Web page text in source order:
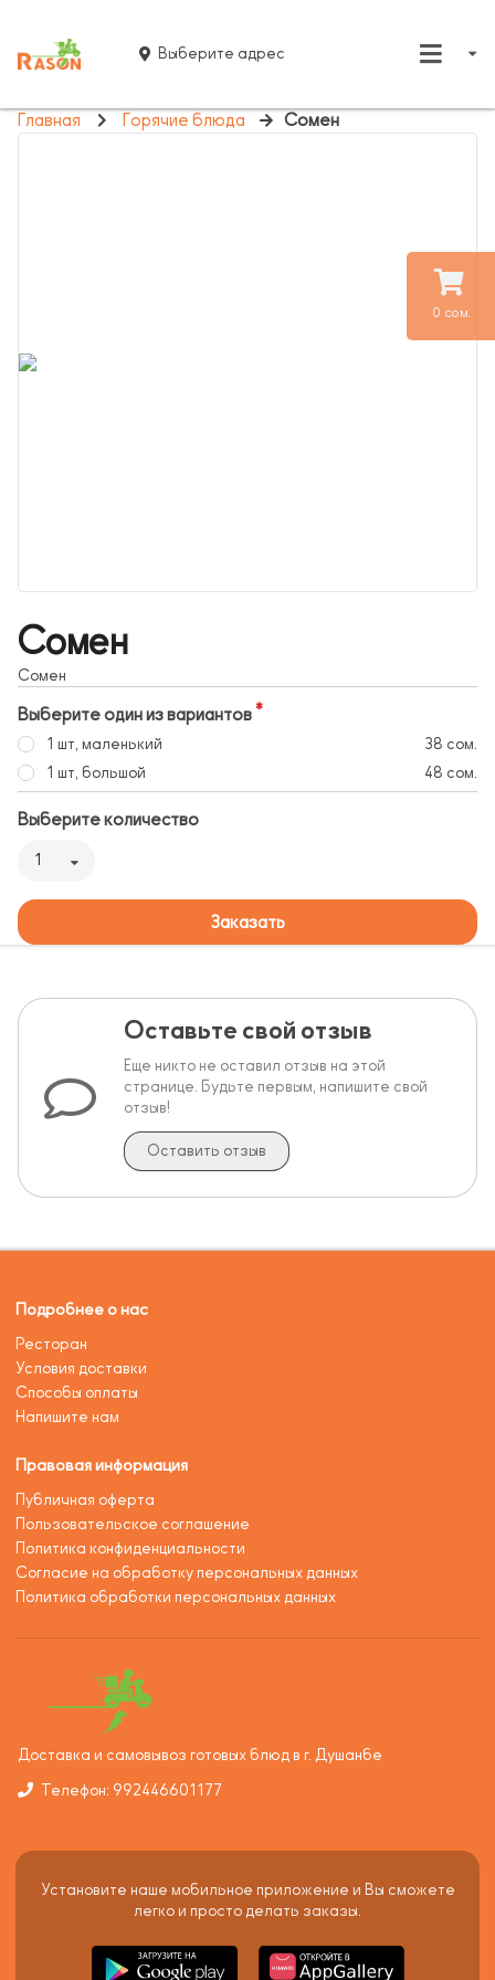
0 сом.
Выберите адрес
Главная Горячие блюда Сомен
Сомен
Сомен
Выберите один из вариантов
1 шт, маленький
38 сом.
1 шт, большой
48 сом.
Выберите количество
1
Заказать
Оставьте свой отзыв
Еще никто не оставил отзыв на этой
странице. Будьте первым, напишите свой
отзыв!
Оставить отзыв
Подробнее о нас
Ресторан
Условия доставки
Способы оплаты
Напишите нам
Правовая информация
Публичная оферта
Пользовательское соглашение
Политика конфиденциальности
Согласие на обработку персональных данных
Политика обработки персональных данных
Доставка и самовывоз готовых блюд в г. Душанбе
Телефон: 992446601177
Установите наше мобильное приложение и Вы сможете
легко и просто делать заказы.